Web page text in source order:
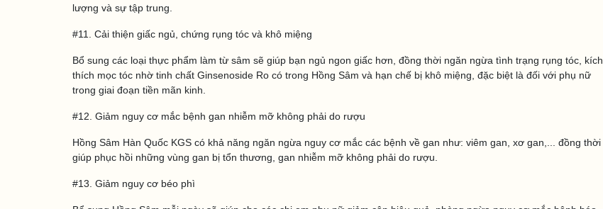
lượng và sự tập trung.
#11. Cải thiện giấc ngủ, chứng rụng tóc và khô miệng
Bổ sung các loại thực phẩm làm từ sâm sẽ giúp bạn ngủ ngon giấc hơn, đồng thời ngăn ngừa tình trạng rụng tóc, kích
thích mọc tóc nhờ tinh chất Ginsenoside Ro có trong Hồng Sâm và hạn chế bị khô miệng, đặc biệt là đối với phụ nữ
trong giai đoạn tiền mãn kinh.
#12. Giảm nguy cơ mắc bệnh gan nhiễm mỡ không phải do rượu
Hồng Sâm Hàn Quốc KGS có khả năng ngăn ngừa nguy cơ mắc các bệnh về gan như: viêm gan, xơ gan,... đồng thời
giúp phục hồi những vùng gan bị tổn thương, gan nhiễm mỡ không phải do rượu.
#13. Giảm nguy cơ béo phì